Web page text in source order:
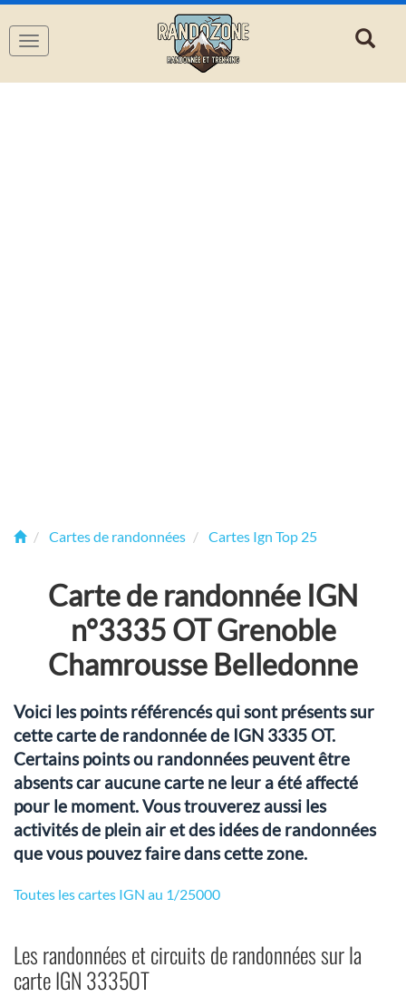
Navigation
Cartes de randonnées Cartes Ign Top 25
Carte de randonnée IGN
n°3335 OT Grenoble
Chamrousse Belledonne
Voici les points référencés qui sont présents sur
cette carte de randonnée de IGN 3335 OT.
Certains points ou randonnées peuvent être
absents car aucune carte ne leur a été affecté
pour le moment. Vous trouverez aussi les
activités de plein air et des idées de randonnées
que vous pouvez faire dans cette zone.
Toutes les cartes IGN au 1/25000
Les randonnées et circuits de randonnées sur la
carte IGN 3335OT